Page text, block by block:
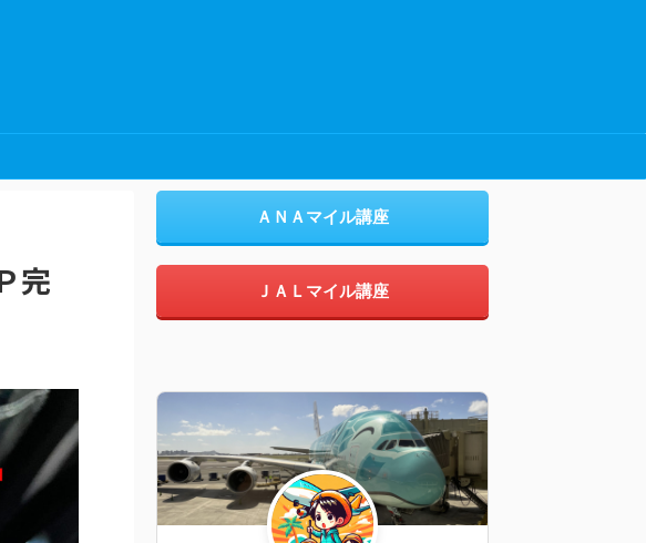
完
ＡＮＡマイル講座
ＪＡＬマイル講座